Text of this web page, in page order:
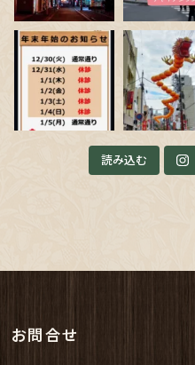
読み込む
お問合せ